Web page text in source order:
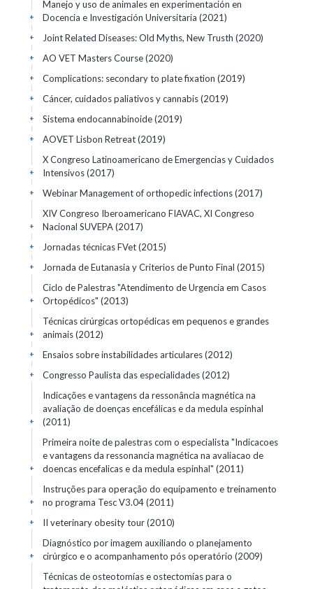
Manejo y uso de animales en experimentación en
Docencia e Investigación Universitaria (2021)
+
Joint Related Diseases: Old Myths, New Trusth (2020)
+
AO VET Masters Course(2020)
+
Complications: secondary to plate fixation (2019)
+
Cáncer, cuidados paliativos y cannabis(2019)
+
Sistema endocannabinoide(2019)
+
AOVET Lisbon Retreat(2019)
+
X Congreso Latinoamericano de Emergencias y Cuidados
Intensivos(2017)
+
Webinar Management of orthopedic infections(2017)
+
XIV Congreso Iberoamericano FIAVAC, XI Congreso
Nacional SUVEPA(2017)
+
Jornadas técnicas FVet(2015)
+
Jornada de Eutanasia y Criterios de Punto Final (2015)
+
Ciclo de Palestras "Atendimento de Urgencia em Casos
Ortopédicos" (2013)
+
Técnicas cirúrgicas ortopédicas em pequenos e grandes
animais(2012)
+
Ensaios sobre instabilidades articulares(2012)
+
Congresso Paulista das especialidades(2012)
+
Indicações e vantagens da ressonância magnética na
avaliação de doenças encefálicas e da medula espinhal
(2011)
+
Primeira noite de palestras com o especialista "Indicacoes
e vantagens da ressonancia magnética na avaliacao de
doencas encefalicas e da medula espinhal" (2011)
+
Instruções para operação do equipamento e treinamento
no programa Tesc V3.04(2011)
+
II veterinary obesity tour(2010)
+
Diagnóstico por imagem auxiliando o planejamento
cirúrgico e o acompanhamento pós operatório (2009)
+
Técnicas de osteotomías e ostectomías para o